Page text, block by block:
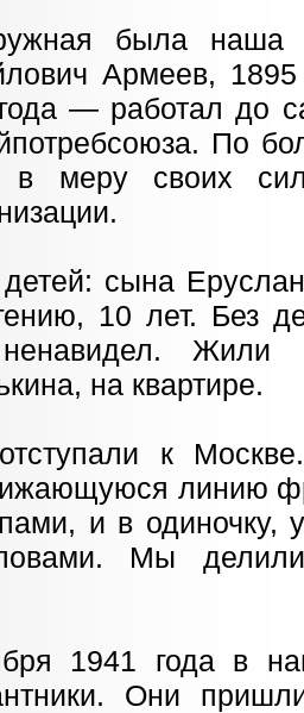
была
Армеев,
— работал до
По
меру своих
сына
10 лет. Без
ненавидел.
на квартире.
к
линию
и в одиночку,
Мы
1941 года в
Они